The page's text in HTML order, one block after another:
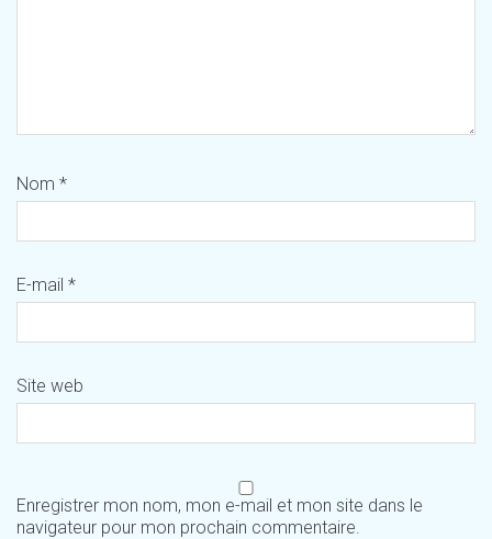
Nom *
E-mail *
Site web
Enregistrer mon nom, mon e-mail et mon site dans le
navigateur pour mon prochain commentaire.